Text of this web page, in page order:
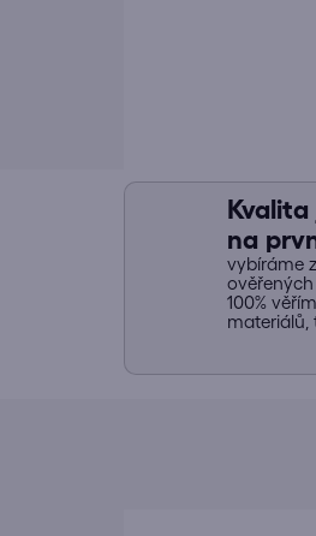
Kvalita
na
vybíráme
100%
materiálů,